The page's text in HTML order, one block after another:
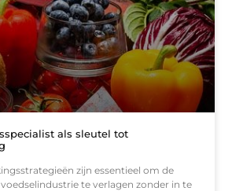
als sleutel tot
zijn essentieel om de
te verlagen zonder in te